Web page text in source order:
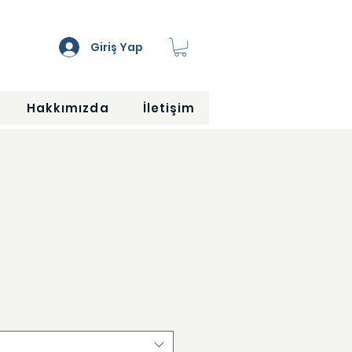
Giriş Yap
Hakkımızda İletişim